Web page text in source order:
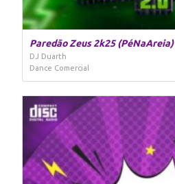
Paredão Zeus 2k25 (PéNaAreia)
DJ Duarth
Dance Comercial